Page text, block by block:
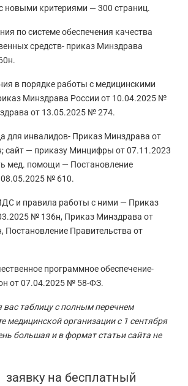
новыми критериями — 300 страниц.
по системе обеспечения качества
средств- приказ Минздрава
в порядке работы с медицинскими
Минздрава России от 10.04.2025 №
от 13.05.2025 № 274.
для инвалидов- Приказ Минздрава от
сайт — приказу Минцифры от 07.11.2023
мед. помощи — Постановление
08.05.2025 № 610.
и правила работы с ними — Приказ
№ 136н, Приказ Минздрава от
Правительства от
программное обеспечение-
от 07.04.2025 № 58-ФЗ.
вас таблицу с полным перечнем
медицинской организации с 1 сентября
большая и в формат статьи сайта не
на бесплатный